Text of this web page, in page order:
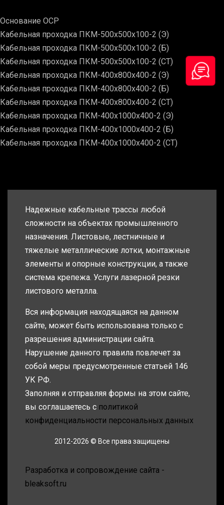
Основание ОСР
Кабельная проходка ПКМ-500х500х100-2 (Э)
Кабельная проходка ПКМ-500х500х100-2 (Б)
Кабельная проходка ПКМ-500х500х100-2 (СТ)
Кабельная проходка ПКМ-400х800х400-2 (Э)
Кабельная проходка ПКМ-400х800х400-2 (Б)
Кабельная проходка ПКМ-400х800х400-2 (СТ)
Кабельная проходка ПКМ-400х1000х400-2 (Э)
Кабельная проходка ПКМ-400х1000х400-2 (Б)
Кабельная проходка ПКМ-400х1000х400-2 (СТ)
Надежные кабельные трассы любой
сложности на объектах промышленного
назначения. Листовые, лестничные и
тяжелые металлические лотки, монтажные
элементы и опорные конструкции, а также
система крепежа. Услуги лазерной резки
листового металла.
Вся информация находящаяся на данном
сайте, может быть использована только с
разрешения администрации сайта.
Нарушение данного правила повлечет за
собой меры предусмотренные статьей 146
УК РФ.
Заполняя и отправляя формы на этом сайте,
вы соглашаетесь с политикой
конфиденциальности персональных данных
2012-2026 © Все права защищены
Разработка и сопровождение сайта -
bleaksoft.ru